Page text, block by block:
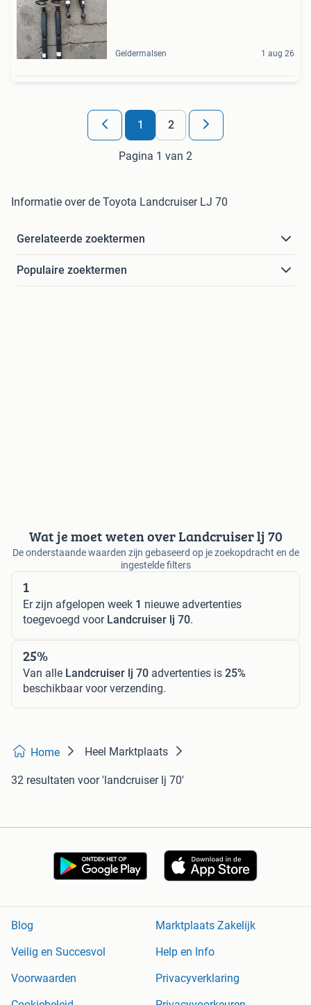
Geldermalsen 1 aug 26
1 2
Pagina 1 van 2
Informatie over de Toyota Landcruiser LJ 70
Gerelateerde zoektermen
Populaire zoektermen
Wat je moet weten over Landcruiser lj 70
De onderstaande waarden zijn gebaseerd op je zoekopdracht en de
ingestelde filters
1
Er zijn afgelopen week 1 nieuwe advertenties
toegevoegd voor Landcruiser lj 70.
25%
Van alle Landcruiser lj 70 advertenties is 25%
beschikbaar voor verzending.
Home Heel Marktplaats
32 resultaten voor 'landcruiser lj 70'
Blog
Marktplaats Zakelijk
Veilig en Succesvol
Help en Info
Voorwaarden
Privacyverklaring